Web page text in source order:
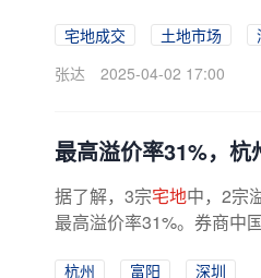
宅地成交 土地市场
张达
2025-04-02 17:00
最高溢价率31%，杭
据了解，3宗宅地中，2宗
最高溢价率31%。券商中
杭州 富阳
深圳